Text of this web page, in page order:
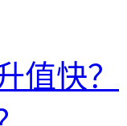
值快？